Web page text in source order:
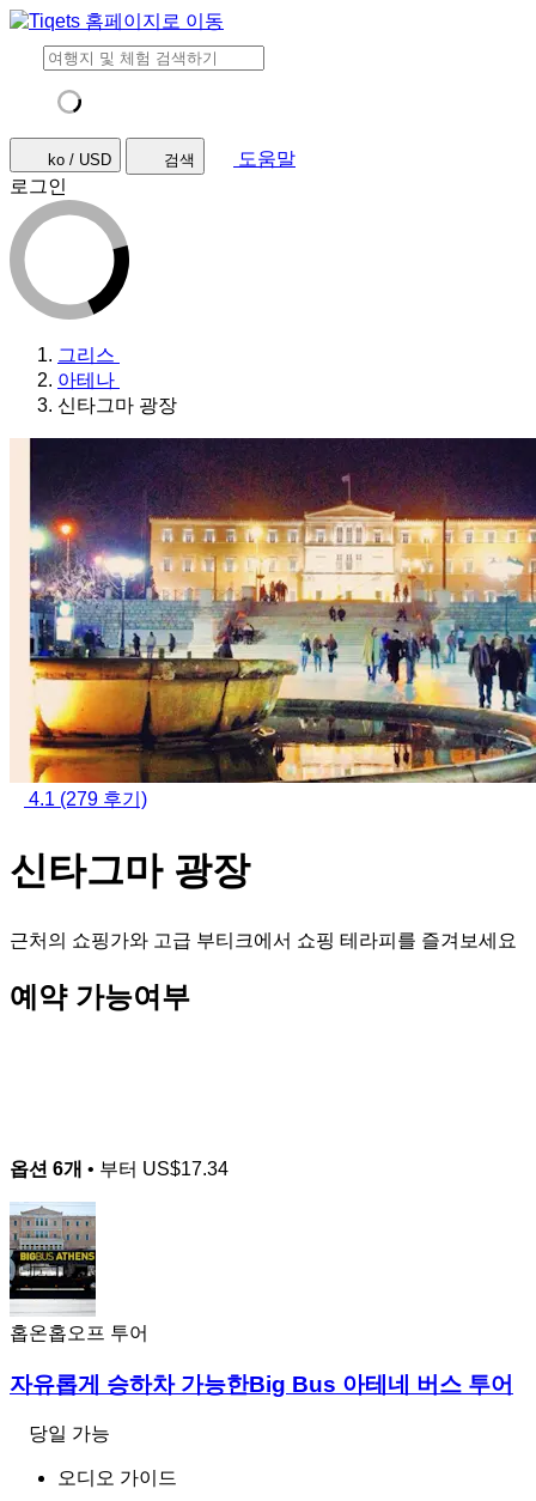
ko / USD 검색
도움말
로그인
그리스
아테나
신타그마 광장
4.1 (279 후기)
신타그마 광장
근처의 쇼핑가와 고급 부티크에서 쇼핑 테라피를 즐겨보세요
예약 가능여부
옵션 6개 • 부터 US$17.34
홉온홉오프 투어
자유롭게 승하차 가능한Big Bus 아테네 버스 투어
당일 가능
오디오 가이드